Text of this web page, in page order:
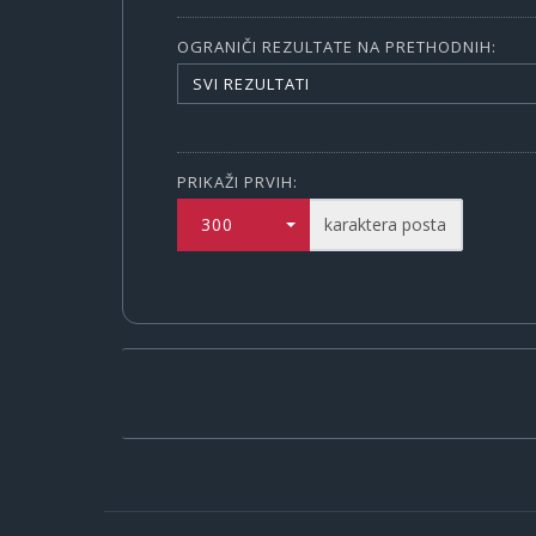
OGRANIČI REZULTATE NA PRETHODNIH:
SVI REZULTATI
PRIKAŽI PRVIH:
300 karaktera posta